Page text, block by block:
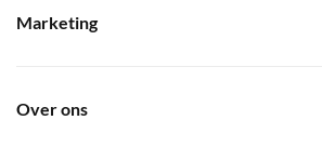
Marketing
Over ons